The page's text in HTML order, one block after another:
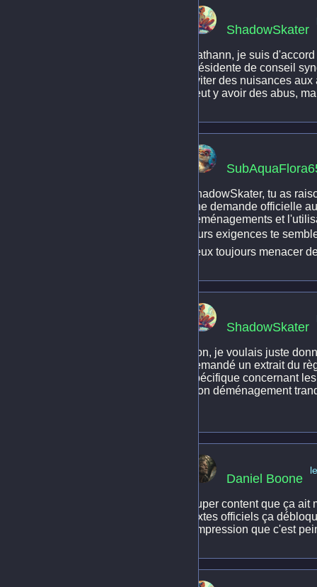
ShadowSkater
Nathann, je suis
présidente de conseil
éviter des nuisances
peut y avoir des abus,
ShadowSkater, tu as
une demande officielle
déménagements et
leurs exigences te
peux toujours menacer
ShadowSkater
Bon, je voulais juste
demandé un extrait du
spécifique concernant
mon déménagement
Daniel Boone
Super content que ça
textes officiels ça
l'impression que c'est